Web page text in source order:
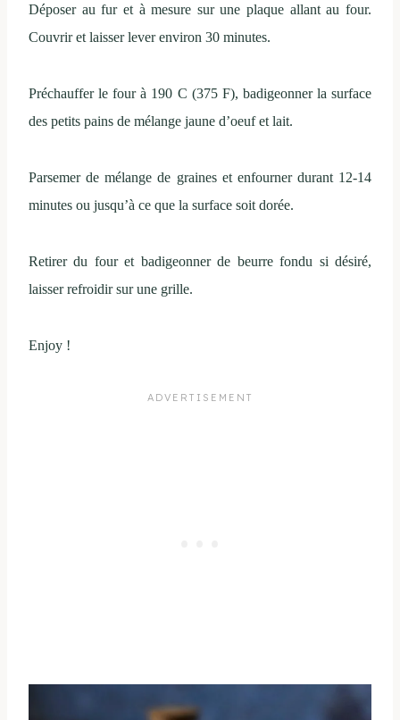
Déposer au fur et à mesure sur une plaque allant au four.
Couvrir et laisser lever environ 30 minutes.
Préchauffer le four à 190 C (375 F), badigeonner la surface
des petits pains de mélange jaune d’oeuf et lait.
Parsemer de mélange de graines et enfourner durant 12-14
minutes ou jusqu’à ce que la surface soit dorée.
Retirer du four et badigeonner de beurre fondu si désiré,
laisser refroidir sur une grille.
Enjoy !